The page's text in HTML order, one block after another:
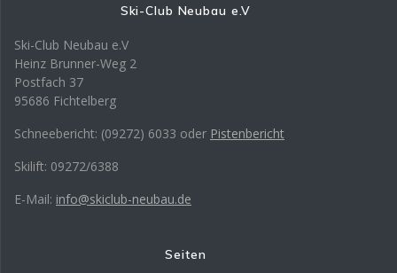
Ski-Club Neubau e.V
Ski-Club Neubau e.V
Heinz Brunner-Weg 2
Postfach 37
95686 Fichtelberg
Schneebericht: (09272) 6033 oder Pistenbericht
Skilift: 09272/6388
E-Mail: info@skiclub-neubau.de
Seiten